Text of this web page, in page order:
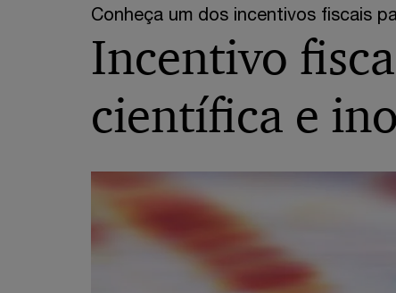
Conheça um dos incentivos fiscais
Incentivo
científica e